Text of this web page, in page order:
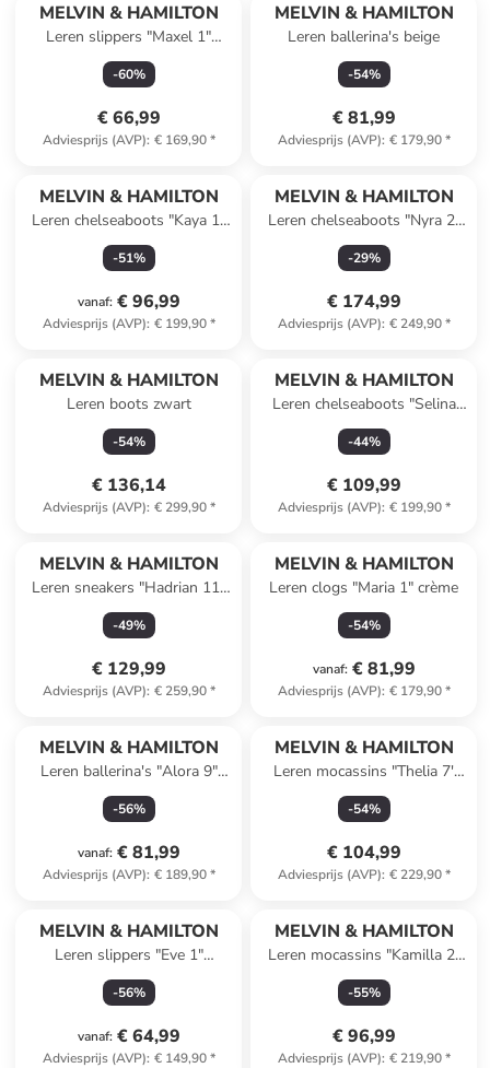
MELVIN & HAMILTON
Leren slippers "Maxel 1"
donkerblauw
-60%
€ 66,99
Adviesprijs (AVP): € 169,90*
MELVIN & HAMILTON
Leren ballerina's beige
-54%
€ 81,99
Adviesprijs (AVP): € 179,90*
MELVIN & HAMILTON
Leren chelseaboots "Kaya 1"
zwart
-51%
vanaf: € 96,99
Adviesprijs (AVP): € 199,90*
MELVIN & HAMILTON
Leren chelseaboots "Nyra 2"
zwart
-29%
€ 174,99
Adviesprijs (AVP): € 249,90*
MELVIN & HAMILTON
Leren boots zwart
-54%
€ 136,14
Adviesprijs (AVP): € 299,90*
MELVIN & HAMILTON
Leren chelseaboots "Selina
29" lichtbruin
-44%
€ 109,99
Adviesprijs (AVP): € 199,90*
MELVIN & HAMILTON
Leren sneakers "Hadrian 11"
lichtbruin
-49%
€ 129,99
Adviesprijs (AVP): € 259,90*
MELVIN & HAMILTON
Leren clogs "Maria 1" crème
-54%
vanaf: € 81,99
Adviesprijs (AVP): € 179,90*
MELVIN & HAMILTON
Leren ballerina's "Alora 9"
zwart
-56%
vanaf: € 81,99
Adviesprijs (AVP): € 189,90*
MELVIN & HAMILTON
Leren mocassins "Thelia 7'
paars
-54%
€ 104,99
Adviesprijs (AVP): € 229,90*
MELVIN & HAMILTON
Leren slippers "Eve 1"
goudkleurig
-56%
vanaf: € 64,99
Adviesprijs (AVP): € 149,90*
MELVIN & HAMILTON
Leren mocassins "Kamilla 2"
lichtbruin
-55%
€ 96,99
Adviesprijs (AVP): € 219,90*